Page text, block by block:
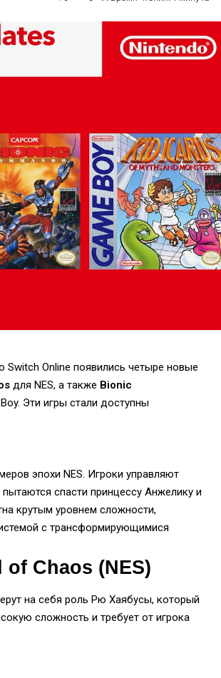
Switch Online появились четыре новые
для NES, а также Bionic
Эти игры стали доступны
эпохи NES. Игроки управляют
спасти принцессу Анжелику и
крутым уровнем сложности,
с трансформирующимися
Chaos (NES)
на себя роль Рю Хаябусы, который
сложность и требует от игрока